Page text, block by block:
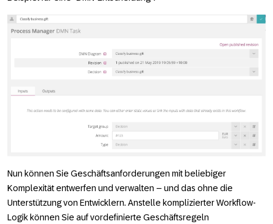
Nun können Sie Geschäftsanforderungen mit beliebiger
Komplexität entwerfen und verwalten – und das ohne die
Unterstützung von Entwicklern. Anstelle komplizierter Workflow-
Logik können Sie auf vordefinierte Geschäftsregeln